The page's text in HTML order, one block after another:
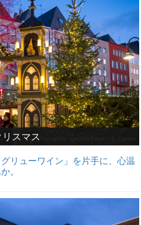
スマス
リューワイン」を片手に、心温
。